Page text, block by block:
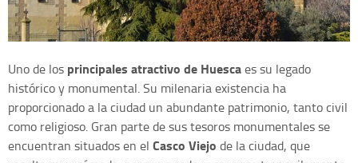
Uno de los principales atractivo de Huescaes su legado
histórico y monumental. Su milenaria existencia ha
proporcionado a la ciudad un abundante patrimonio, tanto civil
como religioso. Gran parte de sus tesoros monumentales se
encuentran situados en el Casco Viejo de la ciudad, que